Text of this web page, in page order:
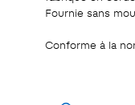
Fournie sans
Conforme à la